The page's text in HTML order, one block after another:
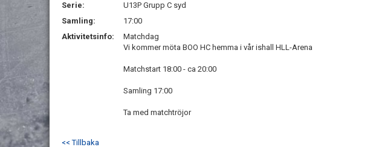
Serie:
U13P Grupp C syd
Samling:
17:00
Aktivitetsinfo:
Matchdag
Vi kommer möta BOO HC hemma i vår ishall HLL-Arena
Matchstart 18:00 - ca 20:00
Samling 17:00
Ta med matchtröjor
<< Tillbaka